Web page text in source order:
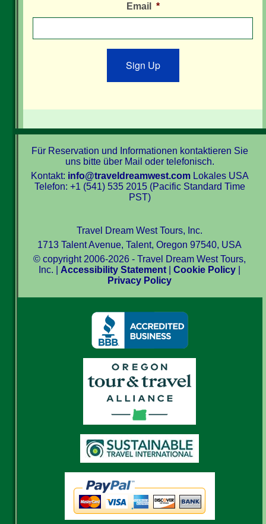
Email *
Sign Up
Für Reservation und Informationen kontaktieren Sie
uns bitte über Mail oder telefonisch.
Kontakt: info@traveldreamwest.comLokales USA
Telefon: +1 (541) 535 2015 (Pacific Standard Time
PST)
Travel Dream West Tours, Inc.
1713 Talent Avenue, Talent, Oregon 97540, USA
© copyright 2006-2026 - Travel Dream West Tours,
Inc. | Accessibility Statement |Cookie Policy
Privacy Policy